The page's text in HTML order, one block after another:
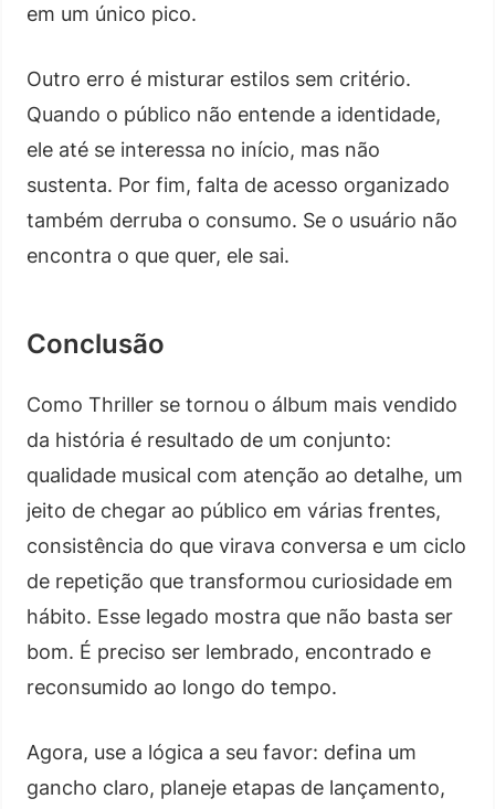
em um único pico.
Outro erro é misturar estilos sem critério.
Quando o público não entende a identidade,
ele até se interessa no início, mas não
sustenta. Por fim, falta de acesso organizado
também derruba o consumo. Se o usuário não
encontra o que quer, ele sai.
Conclusão
Como Thriller se tornou o álbum mais vendido
da história é resultado de um conjunto:
qualidade musical com atenção ao detalhe, um
jeito de chegar ao público em várias frentes,
consistência do que virava conversa e um ciclo
de repetição que transformou curiosidade em
hábito. Esse legado mostra que não basta ser
bom. É preciso ser lembrado, encontrado e
reconsumido ao longo do tempo.
Agora, use a lógica a seu favor: defina um
gancho claro, planeje etapas de lançamento,